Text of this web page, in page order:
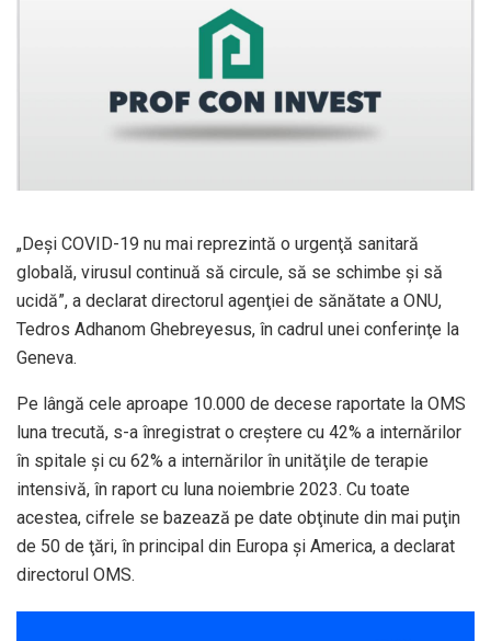
„Deşi COVID-19 nu mai reprezintă o urgenţă sanitară
globală, virusul continuă să circule, să se schimbe şi să
ucidă”, a declarat directorul agenţiei de sănătate a ONU,
Tedros Adhanom Ghebreyesus, în cadrul unei conferinţe la
Geneva.
Pe lângă cele aproape 10.000 de decese raportate la OMS
luna trecută, s-a înregistrat o creştere cu 42% a internărilor
în spitale şi cu 62% a internărilor în unităţile de terapie
intensivă, în raport cu luna noiembrie 2023. Cu toate
acestea, cifrele se bazează pe date obţinute din mai puţin
de 50 de ţări, în principal din Europa şi America, a declarat
directorul OMS.